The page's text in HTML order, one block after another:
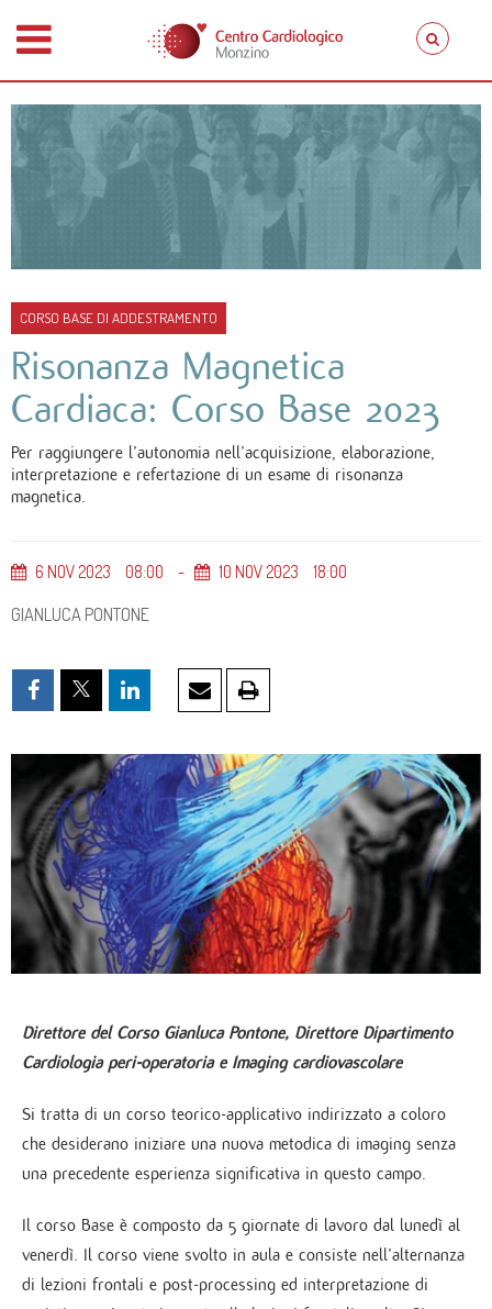
CORSO BASE DI ADDESTRAMENTO
Risonanza Magnetica
Cardiaca: Corso Base 2023
Per raggiungere l’autonomia nell’acquisizione, elaborazione,
interpretazione e refertazione di un esame di risonanza
magnetica.
6 NOV 2023 08 00 10 NOV 2023 18 00
GIANLUCA PONTONE
Direttore del Corso Gianluca Pontone, Direttore Dipartimento
Cardiologia peri-operatoria e Imaging cardiovascolare
Si tratta di un corso teorico-applicativo indirizzato a coloro
che desiderano iniziare una nuova metodica di imaging senza
una precedente esperienza significativa in questo campo.
Il corso Base è composto da 5 giornate di lavoro dal lunedì al
venerdì. Il corso viene svolto in aula e consiste nell’alternanza
di lezioni frontali e post-processing ed interpretazione di